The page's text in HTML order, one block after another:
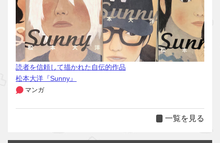
読者を信頼して描かれた自伝的作品
松本大洋『Sunny』
マンガ
一覧を見る